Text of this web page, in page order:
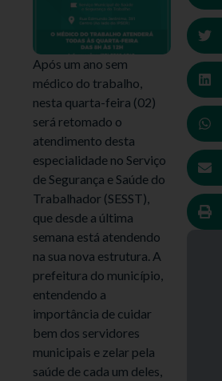
Após um ano sem
médico do trabalho,
nesta quarta-feira (02)
será retomado o
atendimento desta
especialidade no Serviço
de Segurança e Saúde do
Trabalhador (SESST),
que desde a última
semana está atendendo
na sua nova estrutura. A
prefeitura do município,
entendendo a
importância de cuidar
bem dos servidores
municipais e zelar pela
saúde de cada um deles,